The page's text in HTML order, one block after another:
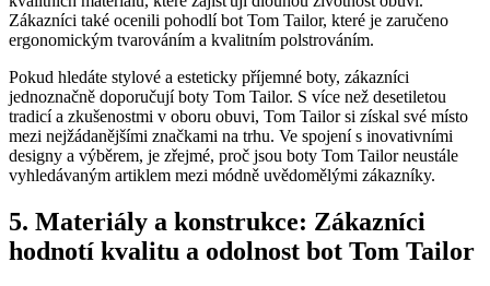
‍Zákazníci⁢ také ​ocenili pohodlí bot Tom​ Tailor,‌ které⁤ je‌ zaručeno
ergonomickým tvarováním a kvalitním polstrováním.
Pokud ⁣hledáte ⁢stylové a esteticky příjemné ‍boty, zákazníci
jednoznačně doporučují boty ‌Tom Tailor. S ‌více než desetiletou
tradicí a zkušenostmi‍ v oboru ‌obuvi, Tom Tailor ⁢si získal ​své místo
⁤mezi nejžádanějšími značkami na trhu. Ve spojení s‌ inovativními ​
designy⁣ a výběrem, je zřejmé, proč jsou boty Tom Tailor neustále
vyhledávaným ‌artiklem mezi módně uvědomělými zákazníky.
5. Materiály ⁤a konstrukce: Zákazníci
hodnotí kvalitu a ‌odolnost bot Tom Tailor